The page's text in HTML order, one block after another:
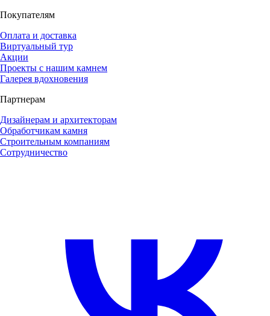
Покупателям
Оплата и доставка
Виртуальный тур
Акции
Проекты с нашим камнем
Галерея вдохновения
Партнерам
Дизайнерам и архитекторам
Обработчикам камня
Строительным компаниям
Сотрудничество